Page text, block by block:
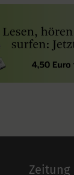
Zeitung